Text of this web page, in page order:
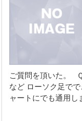
ご質問を頂いた。
など ローソク足で
ャートにでも通用